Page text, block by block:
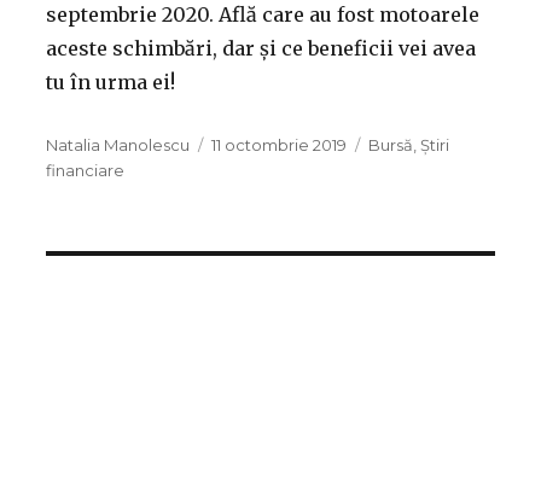
septembrie 2020. Află care au fost motoarele
aceste schimbări, dar și ce beneficii vei avea
tu în urma ei!
Autor
Natalia Manolescu
Publicat
11 octombrie 2019 Categorii
Bursă Știri
financiare